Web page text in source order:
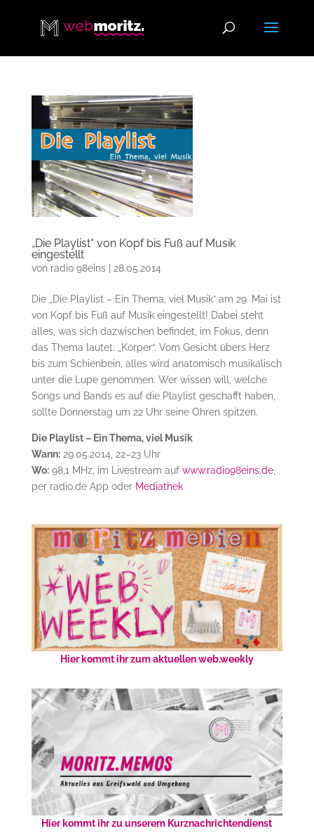
„Die Playlist“ von Kopf bis Fuß auf Musik
eingestellt
von radio 98eins| 28.05.2014
Die „Die Playlist – Ein Thema, viel Musik“ am 29. Mai ist
von Kopf bis Fuß auf Musik eingestellt! Dabei steht
alles, was sich dazwischen befindet, im Fokus, denn
das Thema lautet: „Körper“. Vom Gesicht übers Herz
bis zum Schienbein, alles wird anatomisch musikalisch
unter die Lupe genommen. Wer wissen will, welche
Songs und Bands es auf die Playlist geschafft haben,
sollte Donnerstag um 22 Uhr seine Ohren spitzen.
Die Playlist – Ein Thema, viel Musik
Wann:29.05.2014, 22–23 Uhr
Wo:98,1 MHz, im Livestream auf www.radio98eins.de,
per radio.de App oder Mediathek
Hier kommt ihr zum aktuellen web.weekly
Hier kommt ihr zu unserem Kurznachrichtendienst